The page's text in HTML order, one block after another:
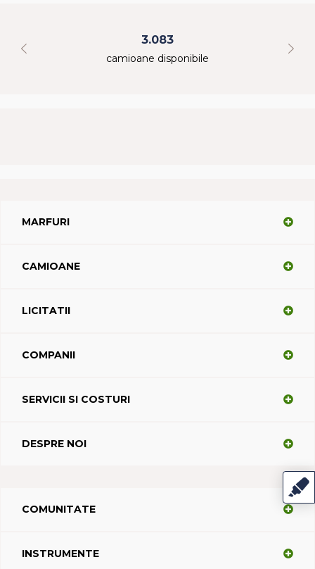
3.083
camioane disponibile
MARFURI
CAMIOANE
LICITATII
COMPANII
SERVICII SI COSTURI
DESPRE NOI
COMUNITATE
INSTRUMENTE